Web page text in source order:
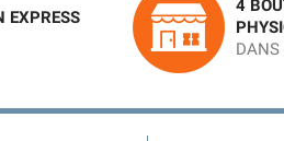
EXPRESS
4
DANS